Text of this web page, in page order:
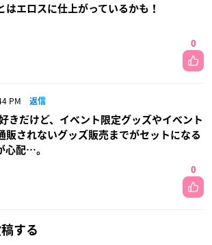
はエロスに仕上がっているかも！
0
PM 返信
きだけど、イベント限定グッズやイベント
販されないグッズ販売までがセットになる
心配…。
0
する